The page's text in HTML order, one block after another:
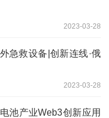
2023-03-28
急救设备|创新连线·俄
2023-03-28
池产业Web3创新应用